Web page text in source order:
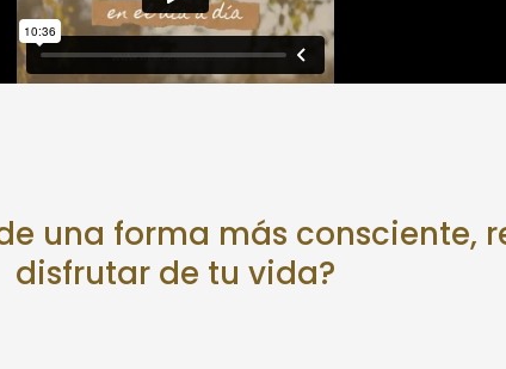
una forma más consciente,
disfrutar de tu vida?